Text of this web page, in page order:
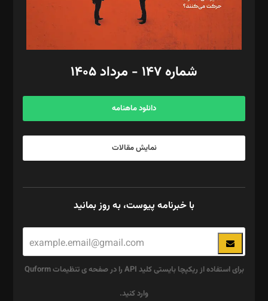
گرافیک و صفحه‌آرایی: سید‌سبحان‌علی ثابت
مد‌یر توسعه تجاری: کامبیز برید‌
امور مالی: شاپور رهبری، محمد‌ کاظمی‌نیا
آگهی و مشترکین: ۰۹۱۹۹۹۹۰۴۵۴
شماره ۱۴۷ - مرداد ۱۴۰۵
دانلود ماهنامه
نمایش مقالات
با خبرنامه پیوست، به روز بمانید
برای استفاده از ریکپچا بایستی کلید API را در صفحه ی تنظیمات Quform
وارد کنید.